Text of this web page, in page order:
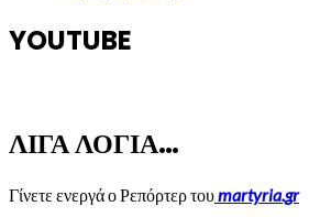
YOUTUBE
ΛΙΓΑ ΛΟΓΙΑ…
Γίνετε ενεργά ο Ρεπόρτερ τουmartyria.gr